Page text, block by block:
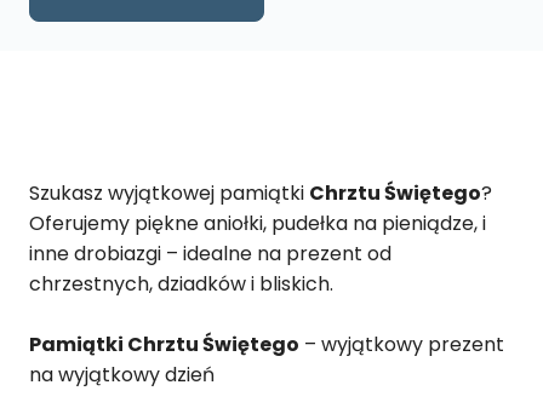
Szukasz wyjątkowej pamiątki Chrztu Świętego?
Oferujemy piękne aniołki, pudełka na pieniądze, i
inne drobiazgi – idealne na prezent od
chrzestnych, dziadków i bliskich.
Pamiątki Chrztu Świętego – wyjątkowy prezent
na wyjątkowy dzień